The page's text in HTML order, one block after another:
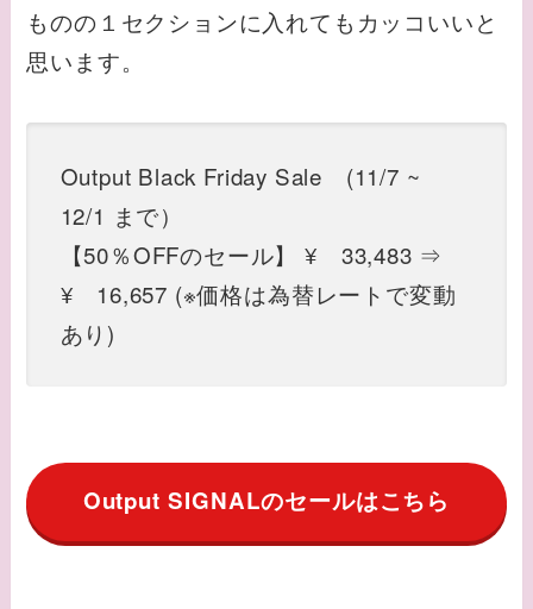
ものの１セクションに入れてもカッコいいと
思います。
Output Black Friday Sale (11/7 ~
12/1 まで）
【50％OFFのセール】 ¥ 33,483 ⇒
¥ 16,657 (※価格は為替レートで変動
あり)
Output SIGNALのセールはこちら